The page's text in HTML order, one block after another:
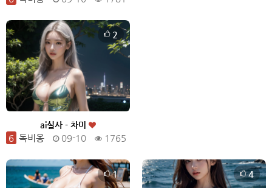
ai실사 - 차미
6 독비옹 09-10 1765
2
1 4